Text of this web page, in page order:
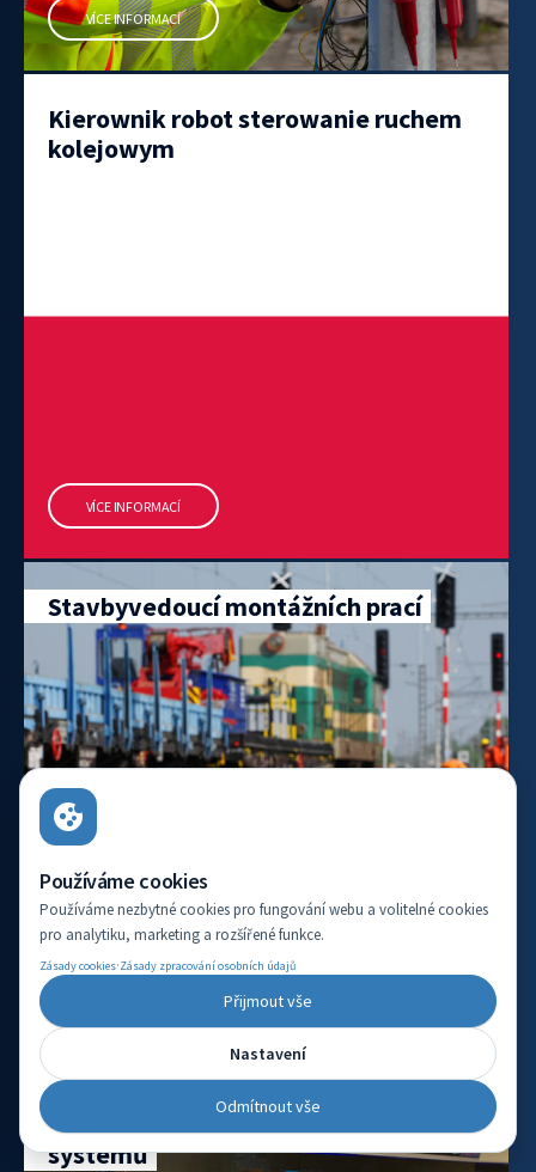
Používáme cookies
Používáme nezbytné cookies pro fungování webu a volitelné cookies
pro analytiku, marketing a rozšířené funkce.
Zásady cookies·Zásady zpracování osobních údajů
Přijmout vše
Nastavení
Odmítnout vše
VÍCE INFORMACÍ
Kierownik robot sterowanie ruchem
kolejowym
VÍCE INFORMACÍ
Stavbyvedoucí montážních prací
Vývojový pracovník aplikace
automatizovaného testování
systémů